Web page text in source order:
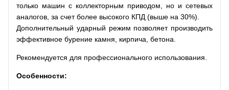
только машин с коллекторным приводом, но и сетевых
аналогов, за счет более высокого КПД (выше на 30%).
Дополнительный ударный режим позволяет производить
эффективное бурение камня, кирпича, бетона.
Рекомендуется для профессионального использования.
Особенности: